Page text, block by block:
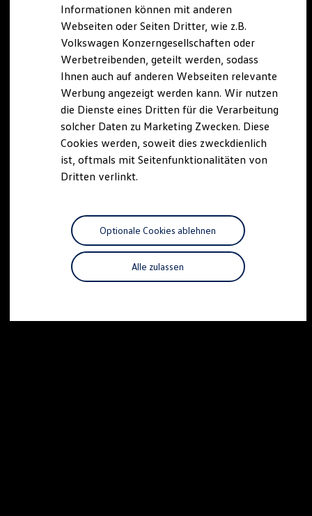
Lifestyle Shop
T-Roc Kollektion
Golf Kollektion
ID. Kollektion
Volkswagen Kollektion
R-Kollektion
GTI Kollektion
Fußball Drop
we drive football
#wedriveproud
Besitzer und Service
Software Updates
Service und Ersatzteile
Motorenöl und Flüssigkeiten
Räder und Reifen
Pannen- und Unfallhilfe
Economy Service
Volkswagen Teile
Zubehör
Informationen können mit anderen
Webseiten oder Seiten Dritter, wie z.B.
Volkswagen Konzerngesellschaften oder
Werbetreibenden, geteilt werden, sodass
Ihnen auch auf anderen Webseiten relevante
Werbung angezeigt werden kann. Wir nutzen
die Dienste eines Dritten für die Verarbeitung
solcher Daten zu Marketing Zwecken. Diese
Cookies werden, soweit dies zweckdienlich
ist, oftmals mit Seitenfunktionalitäten von
Dritten verlinkt.
Alle zulassen
Optionale Cookies ablehnen